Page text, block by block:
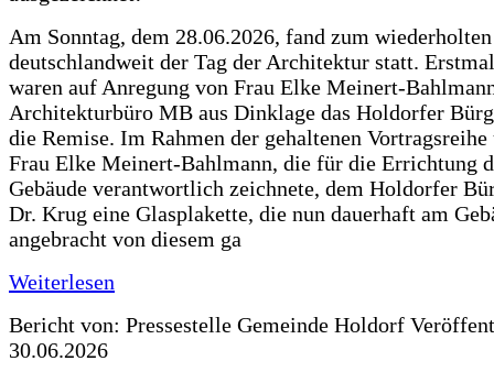
Am Sonntag, dem 28.06.2026, fand zum
deutschlandweit der Tag der Architektur statt.
waren auf Anregung von Frau Elke Meinert-
Architekturbüro MB aus Dinklage das Holdorfer
die Remise. Im Rahmen der gehaltenen
Frau Elke Meinert-Bahlmann, die für die Errichtung
Gebäude verantwortlich zeichnete, dem Holdorfer
Dr. Krug eine Glasplakette, die nun dauerhaft am
angebracht von diesem ga
Weiterlesen
Bericht von: Pressestelle Gemeinde Holdorf
30.06.2026